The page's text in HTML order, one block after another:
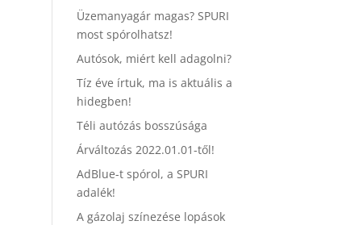
Üzemanyagár magas? SPURI
most spórolhatsz!
Autósok, miért kell adagolni?
Tíz éve írtuk, ma is aktuális a
hidegben!
Téli autózás bosszúsága
Árváltozás 2022.01.01-től!
AdBlue-t spórol, a SPURI
adalék!
A gázolaj színezése lopások